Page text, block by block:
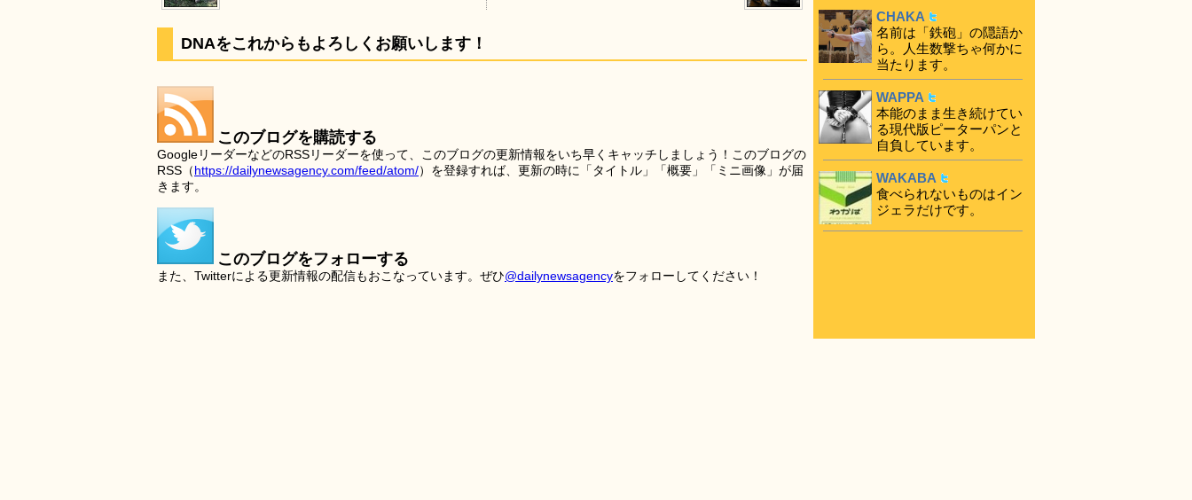
DNAをこれからもよろしくお願いします！
このブログを購読する
GoogleリーダーなどのRSSリーダーを使って、このブログの更新情報をいち早くキャッチしましょう！このブログの
RSS（https://dailynewsagency.com/feed/atom/）を登録すれば、更新の時に「タイトル」「概要」「ミニ画像」が届
きます。
このブログをフォローする
また、Twitterによる更新情報の配信もおこなっています。ぜひ@dailynewsagencyをフォローしてください！
CHAKA
名前は「鉄砲」の隠語か
ら。人生数撃ちゃ何かに
当たります。
WAPPA
本能のまま生き続けてい
る現代版ピーターパンと
自負しています。
WAKABA
食べられないものはイン
ジェラだけです。